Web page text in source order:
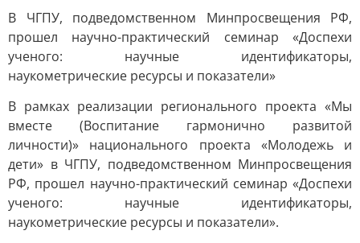
В ЧГПУ, подведомственном Минпросвещения РФ,
прошел научно-практический семинар «Доспехи
ученого: научные идентификаторы,
наукометрические ресурсы и показатели»
В рамках реализации регионального проекта «Мы
вместе (Воспитание гармонично развитой
личности)» национального проекта «Молодежь и
дети» в ЧГПУ, подведомственном Минпросвещения
РФ, прошел научно-практический семинар «Доспехи
ученого: научные идентификаторы,
наукометрические ресурсы и показатели».